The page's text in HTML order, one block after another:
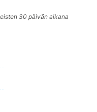
30 päivän aikana